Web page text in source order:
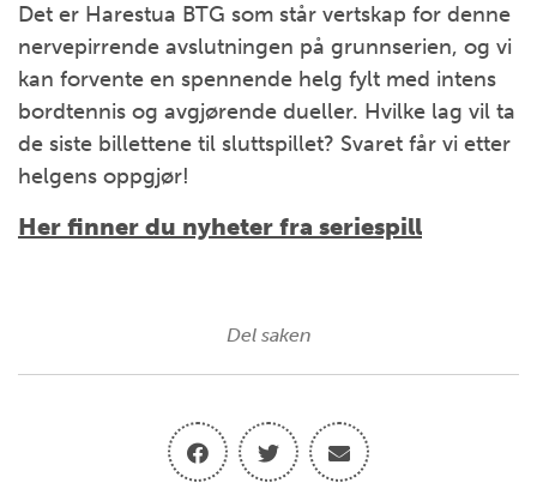
Det er Harestua BTG som står vertskap for denne
nervepirrende avslutningen på grunnserien, og vi
kan forvente en spennende helg fylt med intens
bordtennis og avgjørende dueller. Hvilke lag vil ta
de siste billettene til sluttspillet? Svaret får vi etter
helgens oppgjør!
Her finner du nyheter fra seriespill
Del saken